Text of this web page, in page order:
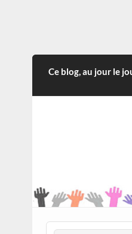
Ce blog, au jour le